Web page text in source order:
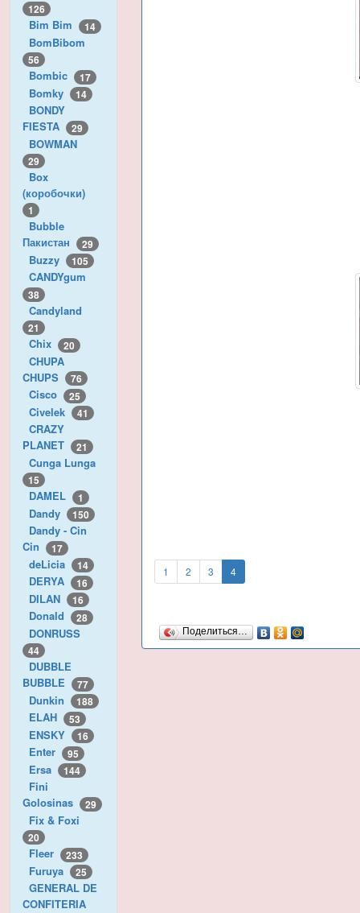
126
Bim Bim 14
BomBibom
56
Bombic 17
Bomky 14
BONDY
FIESTA
29
BOWMAN
29
Box
(коробочки)
1
Bubble
Пакистан
29
Buzzy 105
CANDYgum
38
Candyland
21
Chix 20
CHUPA
CHUPS
76
Cisco 25
Civelek 41
CRAZY
PLANET
21
Cunga Lunga
15
DAMEL 1
Dandy 150
Dandy - Cin
Cin
17
deLicia 14
DERYA 16
DILAN 16
Donald 28
DONRUSS
44
DUBBLE
BUBBLE
77
Dunkin 188
ELAH 53
ENSKY 16
Enter 95
Ersa 144
Fini
Golosinas
29
Fix & Foxi
20
Fleer 233
Furuya 25
GENERAL DE
CONFITERIA
1 2 3 4
Поделиться…